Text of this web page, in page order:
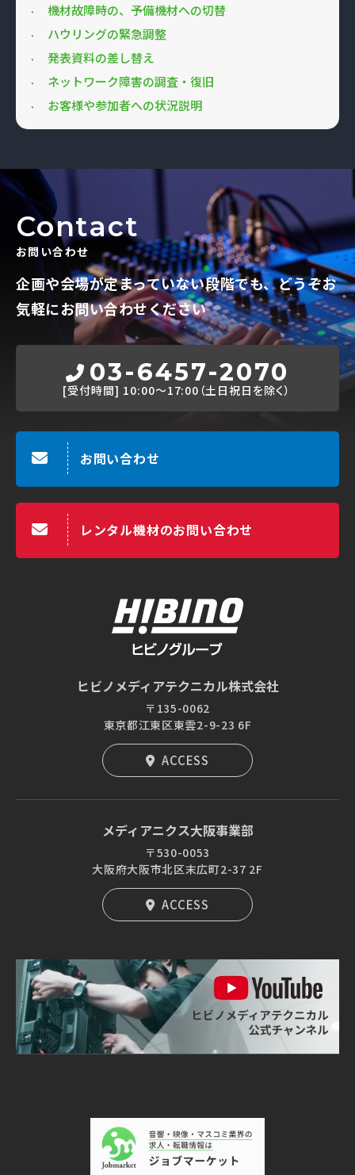
機材故障時の、予備機材への切替
ハウリングの緊急調整
発表資料の差し替え
ネットワーク障害の調査・復旧
お客様や参加者への状況説明
Contact
お問い合わせ
企画や会場が定まっていない段階でも、どうぞお
気軽にお問い合わせください
03-6457-2070
[受付時間] 10:00～17:00（土日祝日を除く）
お問い合わせ
レンタル機材のお問い合わせ
ヒビノメディアテクニカル株式会社
〒135-0062
東京都江東区東雲2-9-23 6F
ACCESS
メディアニクス大阪事業部
〒530-0053
大阪府大阪市北区末広町2-37 2F
ACCESS